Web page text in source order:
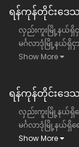
ရန်​ကုန်တိုင်းဒေသ
လှည်းကူးမြို့နယ်ရှိငှာ
မင်္ဂလာဒုံမြို့နယ်ရှိငှာ
Show More
ရန်ကုန်တိုင်းဒေသ
လှည်းကူးမြို့နယ်ရှိရေ
မင်္ဂလာဒုံမြို့နယ်ရှိရေ
Show More